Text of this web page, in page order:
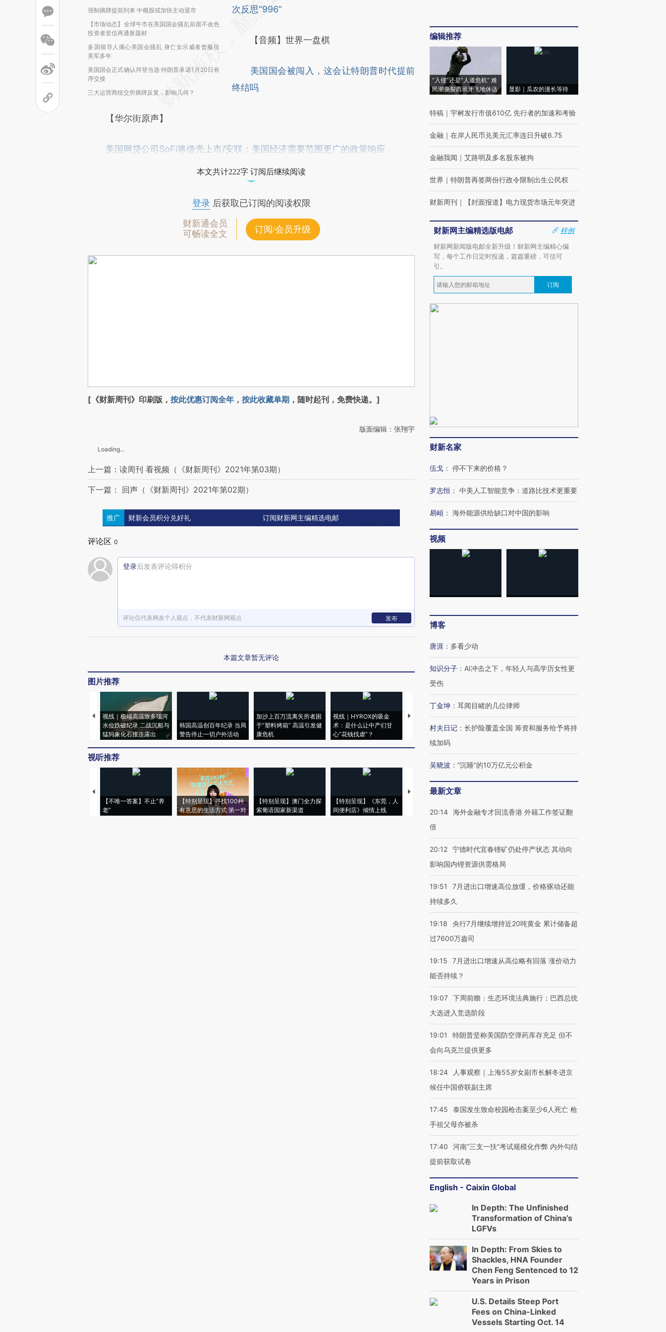
强制摘牌提前到来 中概股或加快主动退市
【市场动态】全球牛市在美国国会骚乱前面不改色
投资者坚信再通胀题材
多国领导人痛心美国会骚乱 身亡女示威者曾服役
美军多年
美国国会正式确认拜登当选 特朗普承诺1月20日有
序交接
三大运营商纽交所摘牌反复，影响几何？
次反思“996”
【音频】世界一盘棋
美国国会被闯入，这会让特朗普时代提前
终结吗
【华尔街原声】
美国网贷公司SoFi将借壳上市/安联：美国经济需要范围更广的政策响应
本文共计222字 订阅后继续阅读
登录后获取已订阅的阅读权限
财新通会员
可畅读全文
订阅/会员升级
[《财新周刊》印刷版， 按此优惠订阅全年 ， 按此收藏单期 ，随时起刊，免费快递。]
版面编辑：张翔宇
Loading...
上一篇：读周刊 看视频（《财新周刊》2021年第03期）
下一篇： 回声（《财新周刊》2021年第02期）
推广 财新会员积分兑好礼 订阅财新网主编精选电邮
评论区 0
登录后发表评论得积分
评论仅代表网友个人观点，不代表财新网观点 发布
本篇文章暂无评论
图片推荐
视线｜极端高温致多瑙河
水位跌破纪录 二战沉船与
猛犸象化石接连露出
韩国高温创百年纪录 当局
警告停止一切户外活动
加沙上百万流离失所者困
于“塑料烤箱” 高温引发健
康危机
视线｜HYROX的吸金
术：是什么让中产们甘
心“花钱找虐”？
马航飞行员跨国走私7万
粒摇头丸 尿检体内含3种
视线｜被称为“蟑螂”的印
度Z世代 用街头抗争将教
视线｜“入侵”还是“人道危
机”？难民潮撕裂西班牙
视听推荐
【不唯一答案】不止“养
老”
【特别呈现】寻找100种
有意思的生活方式·第一对
【特别呈现】澳门全力探
索葡语国家新渠道
【特别呈现】《东莞，人
间便利店》倾情上线
【推广】走进第四届链博
有意思的生活方式·第三对
住三大增长引擎是什么？
编辑推荐
“入侵”还是“人道危机” 难
民潮撕裂西班牙飞地休达
显影｜瓜农的漫长等待
特稿 ｜ 宇树发行市值610亿 先行者的加速和考验
金融 ｜ 在岸人民币兑美元汇率连日升破6.75
金融我闻 ｜ 艾路明及多名股东被拘
世界 ｜ 特朗普再签两份行政令限制出生公民权
财新周刊 ｜ 【封面报道】电力现货市场元年突进
财新网主编精选版电邮
样例
财新网新闻版电邮全新升级！财新网主编精心编
写，每个工作日定时投递，篇篇重磅，可信可
引。
订阅
财新名家
伍戈 ： 停不下来的价格？
罗志恒 ： 中美人工智能竞争：道路比技术更重要
易峘 ： 海外能源供给缺口对中国的影响
视频
博客
唐涯 ： 多看少动
知识分子 ： AI冲击之下，年轻人与高学历女性更
受伤
丁金坤 ： 耳闻目睹的几位律师
村夫日记 ： 长护险覆盖全国 筹资和服务给予将持
续加码
吴晓波 ： “沉睡”的10万亿元公积金
最新文章
20:14 海外金融专才回流香港 外籍工作签证翻
倍
20:12 宁德时代宜春锂矿仍处停产状态 其动向
影响国内锂资源供需格局
19:51
7月进出口增速高位放缓，价格驱动还能
持续多久
19:18
央行7月继续增持近20吨黄金 累计储备超
过7600万盎司
19:15
7月进出口增速从高位略有回落 涨价动力
能否持续？
19:07 下周前瞻：生态环境法典施行；巴西总统
大选进入竞选阶段
19:01
特朗普坚称美国防空弹药库存充足 但不
会向乌克兰提供更多
18:24
人事观察｜上海55岁女副市长解冬进京
候任中国侨联副主席
17:45
泰国发生致命校园枪击案至少6人死亡 枪
手祖父母亦被杀
17:40
河南“三支一扶”考试规模化作弊 内外勾结
提前获取试卷
English - Caixin Global
In Depth: The Unfinished
Transformation of China’s
LGFVs
In Depth: From Skies to
Shackles, HNA Founder
Chen Feng Sentenced to 12
Years in Prison
U.S. Details Steep Port
Fees on China-Linked
Vessels Starting Oct. 14